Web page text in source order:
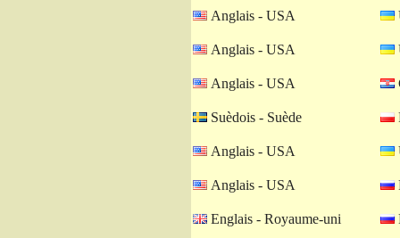
Anglais - USA
Anglais - USA
Anglais - USA
Suèdois - Suède
Anglais - USA
Anglais - USA
Englais - Royaume-uni